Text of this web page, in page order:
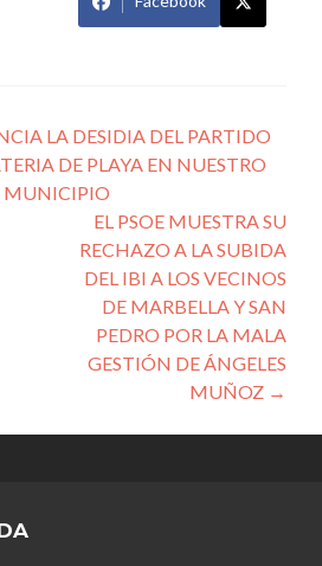
LA DESIDIA DEL PARTIDO
DE PLAYA EN NUESTRO
MUNICIPIO
EL PSOE MUESTRA SU
RECHAZO A LA SUBIDA
DEL IBI A LOS VECINOS
DE MARBELLA Y SAN
PEDRO POR LA MALA
GESTIÓN DE ÁNGELES
MUÑOZ →